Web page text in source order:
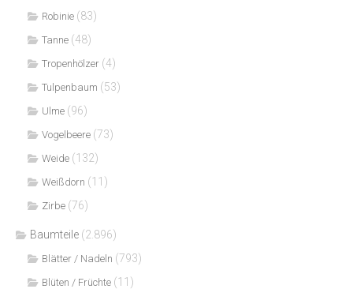
Robinie (83)
Tanne (48)
Tropenhölzer (4)
Tulpenbaum (53)
Ulme (96)
Vogelbeere (73)
Weide (132)
Weißdorn (11)
Zirbe (76)
Baumteile (2.896)
Blätter / Nadeln (793)
Blüten / Früchte (11)